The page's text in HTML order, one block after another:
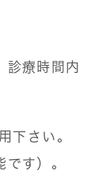
診療時間内
下さい。
す）。